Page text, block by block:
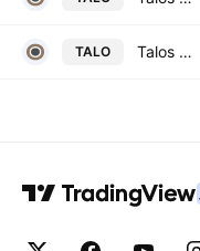
TALO Talos Energy, Inc.